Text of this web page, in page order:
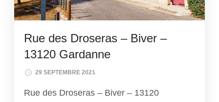
Rue des Droseras – Biver –
13120 Gardanne
29 SEPTEMBRE 2021
Rue des Droseras – Biver – 13120